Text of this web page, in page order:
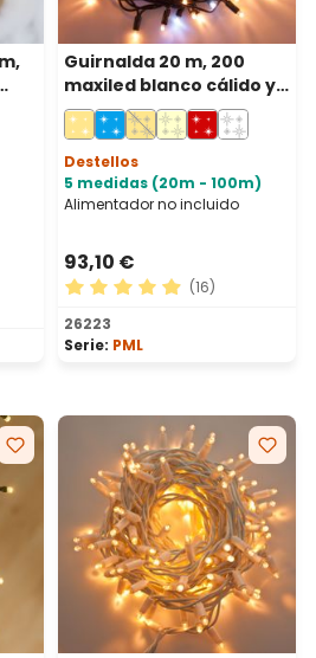
de 4.63 de 5 estrellas
Guirnalda 20 m, 200
maxiled blanco cálido y
blanco frío, cable verde,
prolongable, IP67
Destellos
5 medidas (20m - 100m)
Alimentador no incluido
93,10 €
Calificación promedio de
(16)
26223
Serie: PML